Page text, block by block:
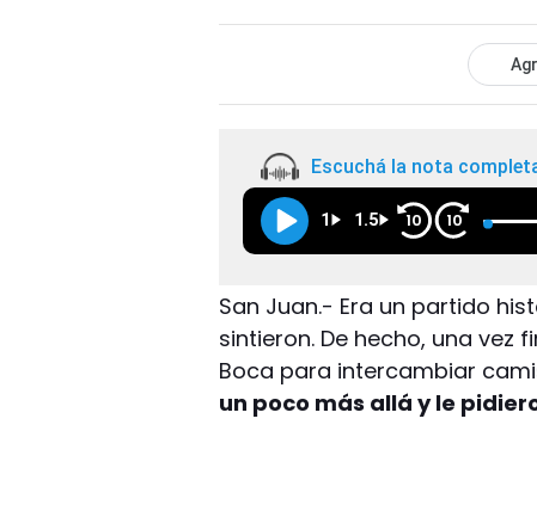
Escuchá la nota
1 1.5 10 10
San Juan.- Era un partido
sintieron. De hecho, una vez
Boca para intercambiar
un poco más allá y le